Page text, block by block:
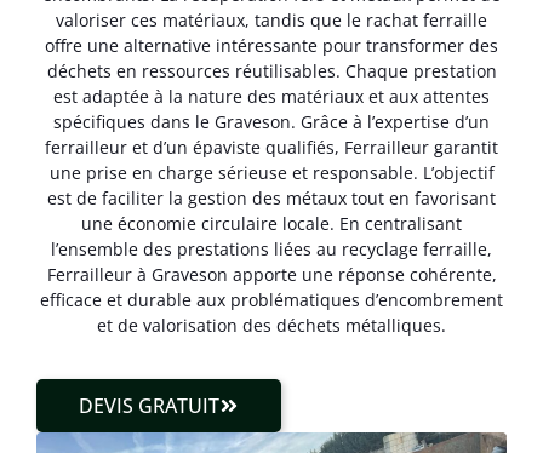
valoriser ces matériaux, tandis que le rachat ferraille
offre une alternative intéressante pour transformer des
déchets en ressources réutilisables. Chaque prestation
est adaptée à la nature des matériaux et aux attentes
spécifiques dans le Graveson. Grâce à l’expertise d’un
ferrailleur et d’un épaviste qualifiés, Ferrailleur garantit
une prise en charge sérieuse et responsable. L’objectif
est de faciliter la gestion des métaux tout en favorisant
une économie circulaire locale. En centralisant
l’ensemble des prestations liées au recyclage ferraille,
Ferrailleur à Graveson apporte une réponse cohérente,
efficace et durable aux problématiques d’encombrement
et de valorisation des déchets métalliques.
DEVIS GRATUIT